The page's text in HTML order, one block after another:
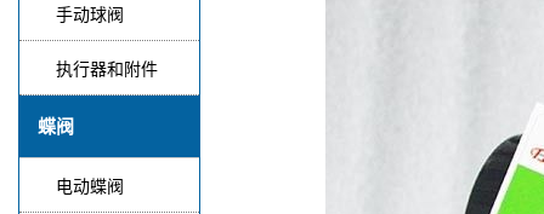
手动球阀
执行器和附件
蝶阀
电动蝶阀